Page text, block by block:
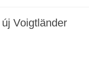
Voigtländer